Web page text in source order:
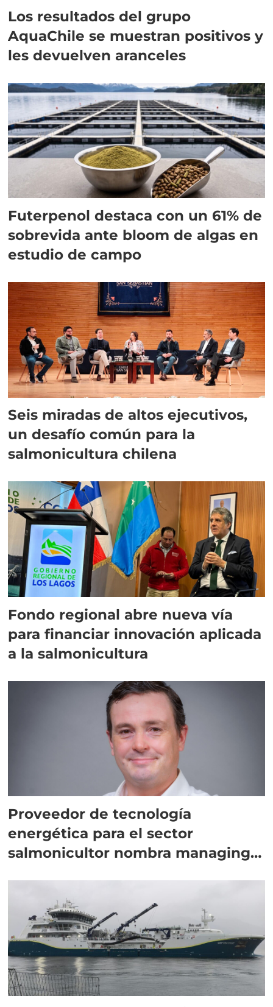
Los resultados del grupo
AquaChile se muestran positivos y
les devuelven aranceles
Futerpenol destaca con un 61% de
sobrevida ante bloom de algas en
estudio de campo
Seis miradas de altos ejecutivos,
un desafío común para la
salmonicultura chilena
Fondo regional abre nueva vía
para financiar innovación aplicada
a la salmonicultura
Proveedor de tecnología
energética para el sector
salmonicultor nombra managing